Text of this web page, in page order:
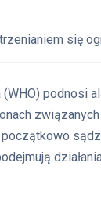
się
podnosi